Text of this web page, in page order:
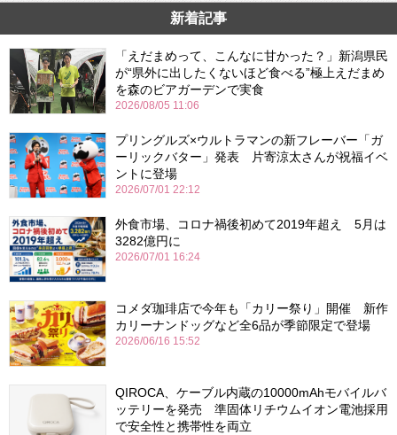
新着記事
「えだまめって、こんなに甘かった？」新潟県民
が“県外に出したくないほど食べる”極上えだまめ
を森のビアガーデンで実食
2026/08/05 11:06
プリングルズ×ウルトラマンの新フレーバー「ガ
ーリックバター」発表 片寄涼太さんが祝福イベ
ントに登場
2026/07/01 22:12
外食市場、コロナ禍後初めて2019年超え 5月は
3282億円に
2026/07/01 16:24
コメダ珈琲店で今年も「カリー祭り」開催 新作
カリーナンドッグなど全6品が季節限定で登場
2026/06/16 15:52
QIROCA、ケーブル内蔵の10000mAhモバイルバ
ッテリーを発売 準固体リチウムイオン電池採用
で安全性と携帯性を両立